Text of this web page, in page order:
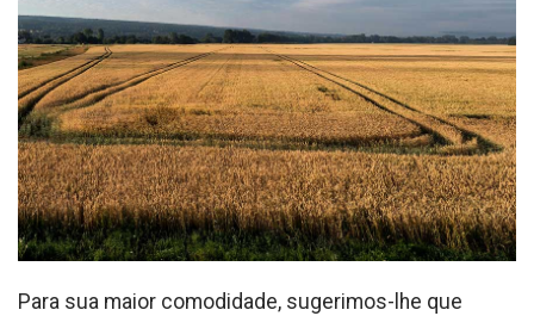
Para sua maior comodidade, sugerimos-lhe que